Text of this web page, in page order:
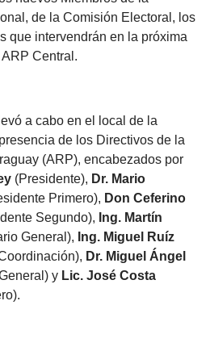
de la Comisión Electoral, los
que intervendrán en la próxima
Central.
a cabo en el local de la
de los Directivos de la
(ARP), encabezados por
(Presidente), Dr. Mario
Primero), Don Ceferino
Segundo), Ing. Martín
General), Ing. Miguel Ruíz
Dr. Miguel Ángel
y Lic. José Costa